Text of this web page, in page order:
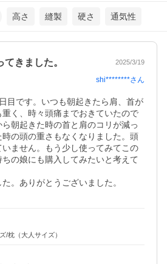
高さ 縫製 硬さ 通気性
きました。 2025/3/19
shi********さん
目です。いつも朝起きたら肩、首が
く、時々頭痛までおきていたので
朝起きた時の首と肩のコリが減っ
の頭の重さもなくなりました。頭
ません。もう少し使ってみてこの
の娘にも購入してみたいと考えて
。ありがとうございました。
/枕（大人サイズ）